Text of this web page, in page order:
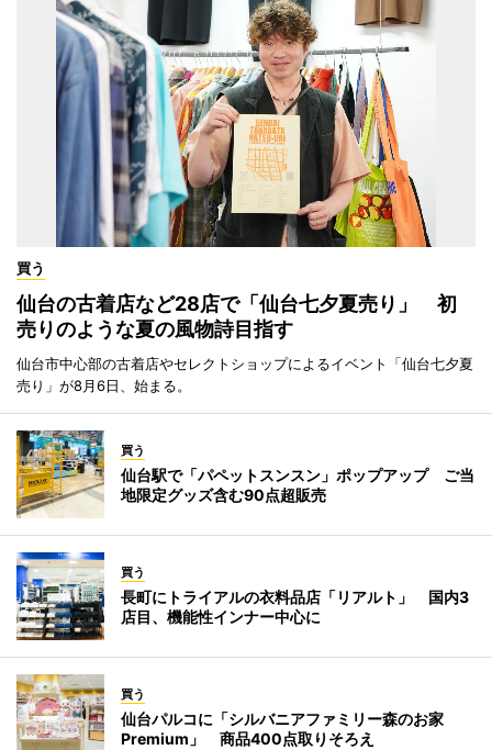
買う
仙台の古着店など28店で「仙台七夕夏売り」 初
売りのような夏の風物詩目指す
仙台市中心部の古着店やセレクトショップによるイベント「仙台七夕夏
売り」が8月6日、始まる。
買う
仙台駅で「パペットスンスン」ポップアップ ご当
地限定グッズ含む90点超販売
買う
長町にトライアルの衣料品店「リアルト」 国内3
店目、機能性インナー中心に
買う
仙台パルコに「シルバニアファミリー森のお家
Premium」 商品400点取りそろえ